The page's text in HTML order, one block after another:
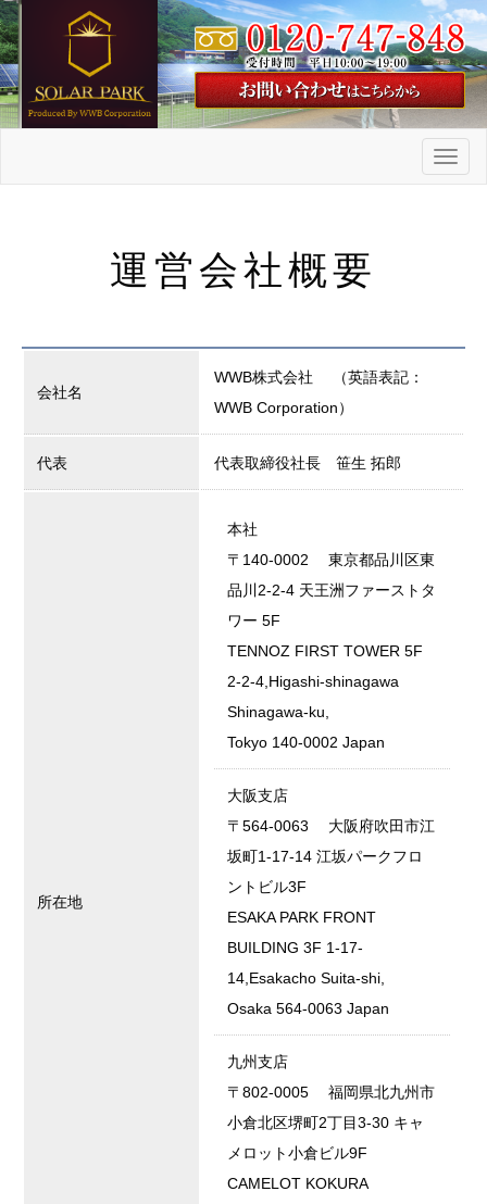
メ
運営会社概要
会社名
WWB株式会社 （英語表記：
WWB Corporation）
代表 代表取締役社長 笹生 拓郎
所在地
本社
〒140-0002 東京都品川区東
品川2-2-4 天王洲ファーストタ
ワー 5F
TENNOZ FIRST TOWER 5F
2-2-4,Higashi-shinagawa
Shinagawa-ku,
Tokyo 140-0002 Japan
大阪支店
〒564-0063 大阪府吹田市江
坂町1-17-14 江坂パークフロ
ントビル3F
ESAKA PARK FRONT
BUILDING 3F 1-17-
14,Esakacho Suita-shi,
Osaka 564-0063 Japan
九州支店
〒802-0005 福岡県北九州市
小倉北区堺町2丁目3-30 キャ
メロット小倉ビル9F
CAMELOT KOKURA